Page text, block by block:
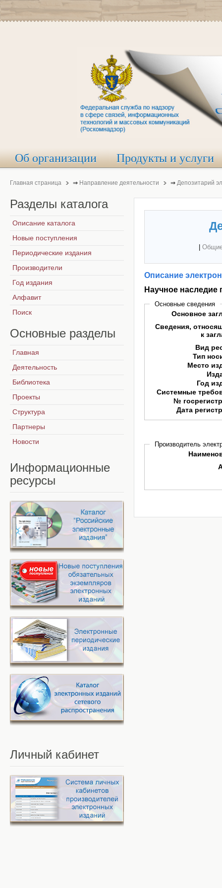
Об организации Продукты и услуги
Главная страница ⇒ Направление деятельности ⇒ Депозитарий
Описание
Научное
Основные сведения
Основное
Сведения,
к
Вид
Тип
Место
Год
Системные
№
Дата
Производитель
Разделы каталога
Описание каталога
Новые поступления
Периодические издания
Производители
Год издания
Алфавит
Поиск
Основные разделы
Главная
Деятельность
Библиотека
Проекты
Структура
Партнеры
Новости
Информационные
ресурсы
Личный кабинет